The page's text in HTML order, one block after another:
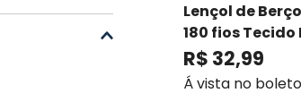
Lençol de
180 fios Tecido
Profitextil-
R$ 32,99
Á vista no